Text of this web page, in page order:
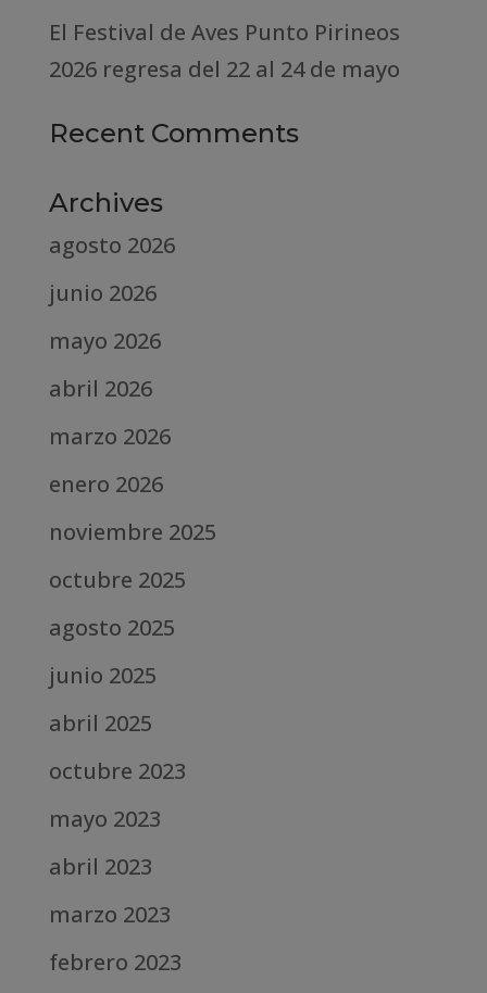
El Festival de Aves Punto Pirineos
2026 regresa del 22 al 24 de mayo
Recent Comments
Archives
agosto 2026
junio 2026
mayo 2026
abril 2026
marzo 2026
enero 2026
noviembre 2025
octubre 2025
agosto 2025
junio 2025
abril 2025
octubre 2023
mayo 2023
abril 2023
marzo 2023
febrero 2023